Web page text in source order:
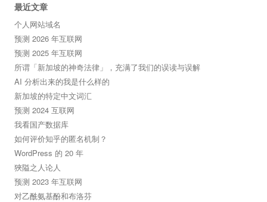
最近文章
个人网站域名
预测 2026 年互联网
预测 2025 年互联网
所谓「新加坡的神奇法律」，充满了我们的误读与误解
AI 分析出来的我是什么样的
新加坡的特定中文词汇
预测 2024 互联网
我看国产数据库
如何评价知乎的匿名机制？
WordPress 的 20 年
狹隘之人论人
预测 2023 年互联网
对乙酰氨基酚和布洛芬